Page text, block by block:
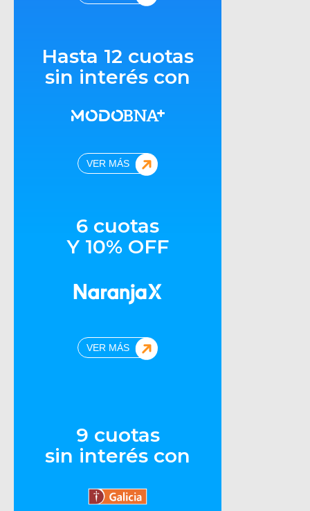
Hasta 12 cuotas
sin interés con
VER MÁS
6 cuotas
Y 10% OFF
VER MÁS
9 cuotas
sin interés con